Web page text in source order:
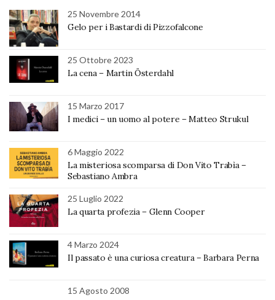
25 Novembre 2014
Gelo per i Bastardi di Pizzofalcone
25 Ottobre 2023
La cena – Martin Österdahl
15 Marzo 2017
I medici – un uomo al potere – Matteo Strukul
6 Maggio 2022
La misteriosa scomparsa di Don Vito Trabìa –
Sebastiano Ambra
25 Luglio 2022
La quarta profezia – Glenn Cooper
4 Marzo 2024
Il passato è una curiosa creatura – Barbara Perna
15 Agosto 2008